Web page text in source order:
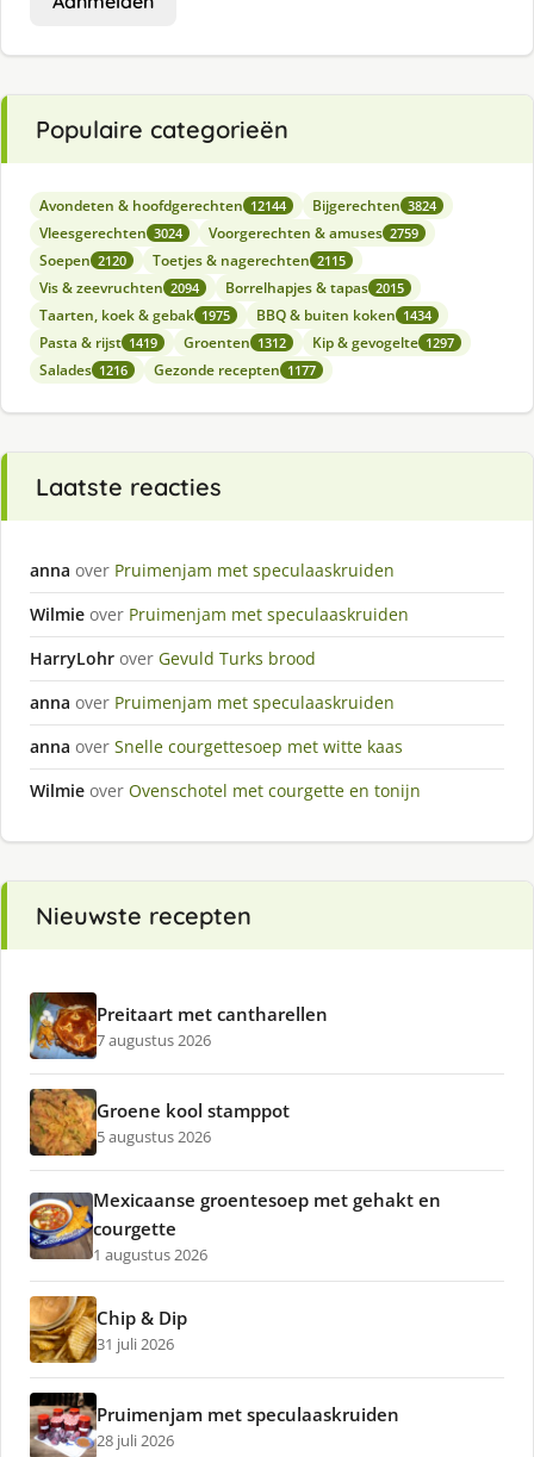
Populaire categorieën
Avondeten & hoofdgerechten 12144 Bijgerechten 3824
Vleesgerechten 3024 Voorgerechten & amuses 2759
Soepen 2120 Toetjes & nagerechten 2115
Vis & zeevruchten 2094 Borrelhapjes & tapas 2015
Taarten, koek & gebak 1975 BBQ & buiten koken 1434
Pasta & rijst 1419 Groenten 1312 Kip & gevogelte 1297
Salades 1216 Gezonde recepten 1177
Laatste reacties
anna over Pruimenjam met speculaaskruiden
Wilmie over Pruimenjam met speculaaskruiden
HarryLohr over Gevuld Turks brood
anna over Pruimenjam met speculaaskruiden
anna over Snelle courgettesoep met witte kaas
Wilmie over Ovenschotel met courgette en tonijn
Nieuwste recepten
Preitaart met cantharellen
7 augustus 2026
Groene kool stamppot
5 augustus 2026
Mexicaanse groentesoep met gehakt en
courgette
1 augustus 2026
Chip & Dip
31 juli 2026
Pruimenjam met speculaaskruiden
28 juli 2026